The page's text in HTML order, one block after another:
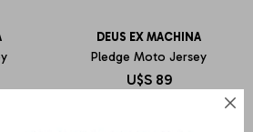

DEUS EX MACHINA
Pledge Moto Jersey
U$S 89